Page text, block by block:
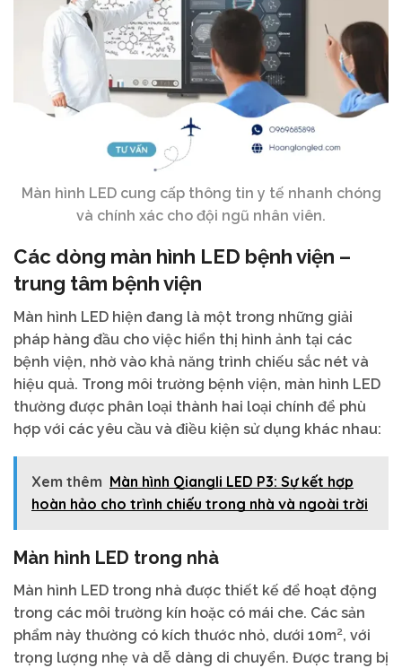
Màn hình LED cung cấp thông tin y tế nhanh chóng
và chính xác cho đội ngũ nhân viên.
Các dòng màn hình LED bệnh viện –
trung tâm bệnh viện
Màn hình LED hiện đang là một trong những giải
pháp hàng đầu cho việc hiển thị hình ảnh tại các
bệnh viện, nhờ vào khả năng trình chiếu sắc nét và
hiệu quả. Trong môi trường bệnh viện, màn hình LED
thường được phân loại thành hai loại chính để phù
hợp với các yêu cầu và điều kiện sử dụng khác nhau:
Xem thêm Màn hình Qiangli LED P3: Sự kết hợp
hoàn hảo cho trình chiếu trong nhà và ngoài trời
Màn hình LED trong nhà
Màn hình LED trong nhà được thiết kế để hoạt động
trong các môi trường kín hoặc có mái che. Các sản
phẩm này thường có kích thước nhỏ, dưới 10m², với
trọng lượng nhẹ và dễ dàng di chuyển. Được trang bị